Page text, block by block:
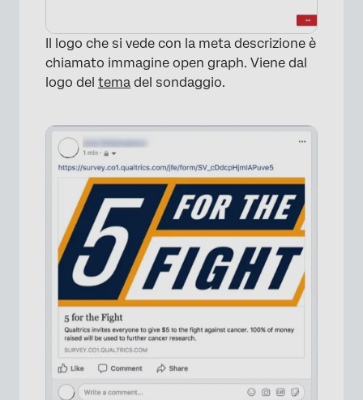
×
Il logo che si vede con la meta descrizione è
chiamato immagine open graph. Viene dal
logo del tema del sondaggio.